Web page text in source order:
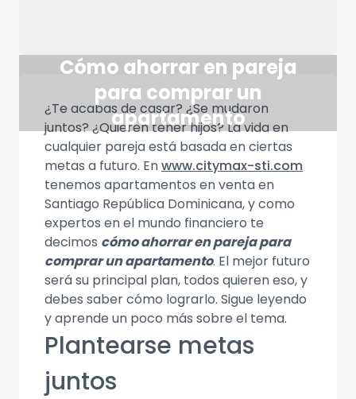
Cómo ahorrar en pareja
para comprar un
apartamento
¿Te acabas de casar? ¿Se mudaron
juntos? ¿Quieren tener hijos? La vida en
cualquier pareja está basada en ciertas
metas a futuro. Enwww.citymax-sti.com
tenemos apartamentos en venta en
Santiago República Dominicana, y como
expertos en el mundo financiero te
decimos cómo ahorrar en pareja para
comprar un apartamento. El mejor futuro
será su principal plan, todos quieren eso, y
debes saber cómo lograrlo. Sigue leyendo
y aprende un poco más sobre el tema.
Plantearse metas
juntos